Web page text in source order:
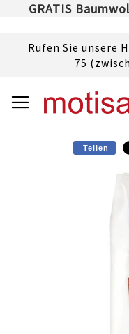
GRATIS
Rufen Sie unsere
75
ZUM
INHALT
Teilen